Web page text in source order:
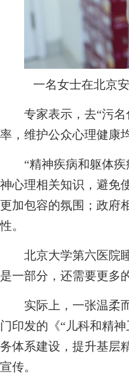
一名女士在北京
专家表示，去“污名
率，维护公众心理健康
“精神疾病和躯体疾
神心理相关知识，避免
更加包容的氛围；政府
性。
北京大学第六医院睡
是一部分，还需要更多
实际上，一张温柔而
门印发的《“儿科和精
务体系建设，提升基层
宣传。